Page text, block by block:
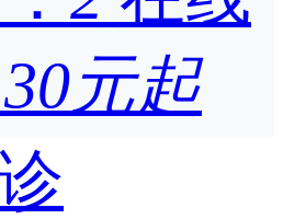
30元起